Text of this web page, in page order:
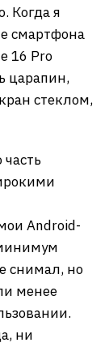
Когда я
смартфона
16 Pro
царапин,
стеклом,
Android-
снимал, но
менее
ни